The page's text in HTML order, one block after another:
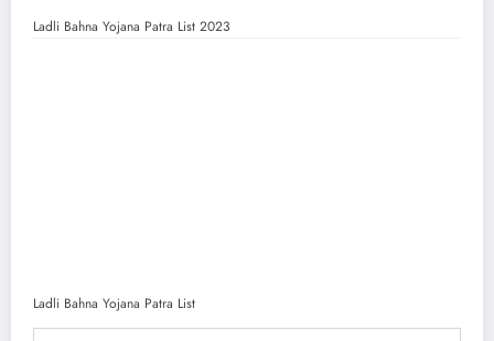
Ladli Bahna Yojana Patra List 2023
Ladli Bahna Yojana Patra List